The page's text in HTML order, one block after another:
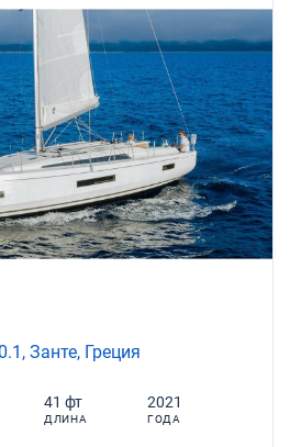
Занте, Греция
41 фт
ДЛИНА
2021
ГОДА